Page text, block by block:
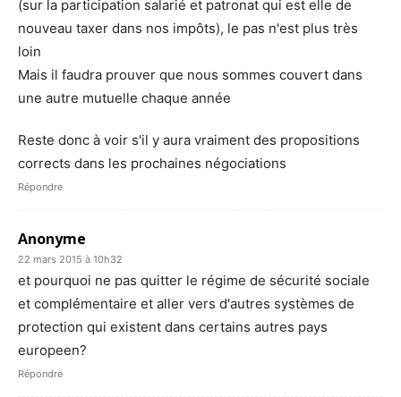
(sur la participation salarié et patronat qui est elle de
nouveau taxer dans nos impôts), le pas n'est plus très
loin
Mais il faudra prouver que nous sommes couvert dans
une autre mutuelle chaque année
Reste donc à voir s'il y aura vraiment des propositions
corrects dans les prochaines négociations
Répondre
Anonyme
22 mars 2015 à 10h32
et pourquoi ne pas quitter le régime de sécurité sociale
et complémentaire et aller vers d'autres systèmes de
protection qui existent dans certains autres pays
europeen?
Répondre